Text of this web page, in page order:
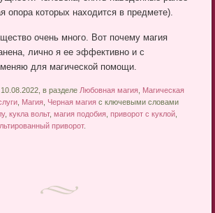
опора которых находится в предмете).
очень много. Вот почему магия
лично я ее эффективно и с
для магической помощи.
в разделе Любовная магия Магическая
Магия Черная магия с ключевыми словами
,кукла вольт,магия подобия ,приворот с куклой
приворот.